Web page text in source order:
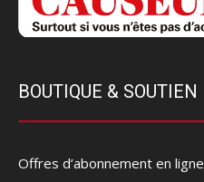
BOUTIQUE & SOUTIEN
Offres d’abonnement en ligne